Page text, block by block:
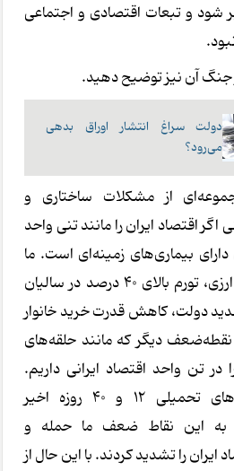
یا آمریکایی 2 برابر شود و تبعات اقتصادی و اجتماعی
جنگ آن نیز توضیح دهید.
دولت سراغ انتشار اوراق بدهی
می‌رود؟
از مشکلات ساختاری و
اقتصاد ایران را مانند تنی واحد
بیماری‌های زمینه‌ای است. ما
مشکل نقدینگی، جهش ارزی، تورم بالای 40 درصد در سالیان
دولت، کاهش قدرت خرید خانوار
نقطه‌ضعف دیگر که مانند حلقه‌های
تن واحد اقتصاد ایرانی داریم.
تحریم‌ها در کنار جنگ‌های تحمیلی 12 و 40 روزه اخیر
به این نقاط ضعف ما حمله و
ایران را تشدید کردند. با این حال از